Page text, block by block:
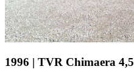
1996 | TVR Chimaera 4,5